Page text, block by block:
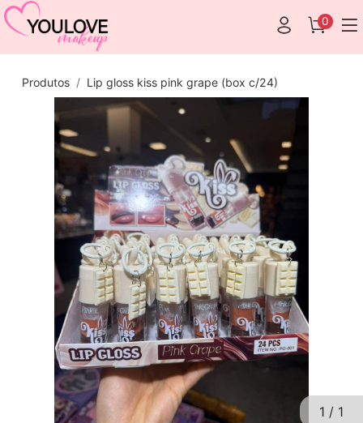
0
Produtos Lip gloss kiss pink grape (box c/24)
1 / 1